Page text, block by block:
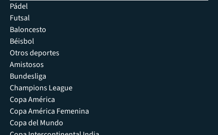
Pádel
Futsal
Baloncesto
Béisbol
Otros deportes
Amistosos
Bundesliga
Champions League
Copa América
Copa América Femenina
Copa del Mundo